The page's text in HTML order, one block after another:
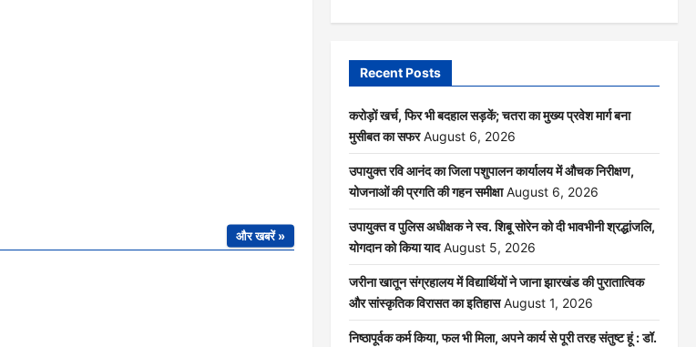
और खबरें »
Recent Posts
करोड़ों खर्च, फिर भी बदहाल सड़कें; चतरा का मुख्य प्रवेश मार्ग बना
मुसीबत का सफर August 6, 2026
उपायुक्त रवि आनंद का जिला पशुपालन कार्यालय में औचक निरीक्षण,
योजनाओं की प्रगति की गहन समीक्षा August 6, 2026
उपायुक्त व पुलिस अधीक्षक ने स्व. शिबू सोरेन को दी भावभीनी श्रद्धांजलि,
योगदान को किया याद August 5, 2026
जरीना खातून संग्रहालय में विद्यार्थियों ने जाना झारखंड की पुरातात्विक
और सांस्कृतिक विरासत का इतिहास August 1, 2026
निष्ठापूर्वक कर्म किया, फल भी मिला, अपने कार्य से पूरी तरह संतुष्ट हूं : डॉ.